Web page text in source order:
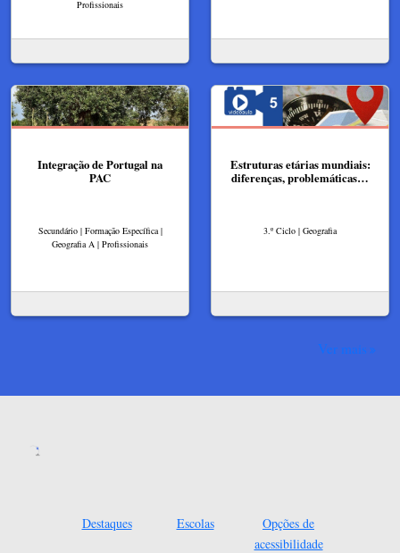
Profissionais
Integração de Portugal na
PAC
Secundário | Formação Específica |
Geografia A | Profissionais
Estruturas etárias mundiais:
diferenças, problemáticas…
3.º Ciclo | Geografia
Ver mais
Destaques
Escolas
Opções de
acessibilidade